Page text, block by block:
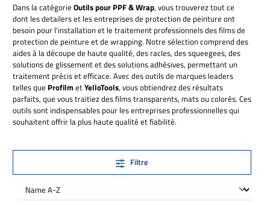
Dans la catégorie Outils pour PPF & Wrap, vous trouverez tout ce
dont les detailers et les entreprises de protection de peinture ont
besoin pour l'installation et le traitement professionnels des films de
protection de peinture et de wrapping. Notre sélection comprend des
aides à la découpe de haute qualité, des racles, des squeegees, des
solutions de glissement et des solutions adhésives, permettant un
traitement précis et efficace. Avec des outils de marques leaders
telles que ProfilmetYelloTools, vous obtiendrez des résultats
parfaits, que vous traitiez des films transparents, mats ou colorés. Ces
outils sont indispensables pour les entreprises professionnelles qui
souhaitent offrir la plus haute qualité et fiabilité.
Filtre